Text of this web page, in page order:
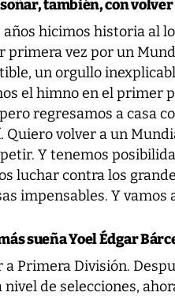
también, con
hicimos historia al
primera vez por un
un orgullo
el himno en el primer
regresamos a casa
Quiero volver a un
Y tenemos
luchar contra los
impensables. Y vamos
sueña Yoel Édgar
a Primera División.
nivel de selecciones,